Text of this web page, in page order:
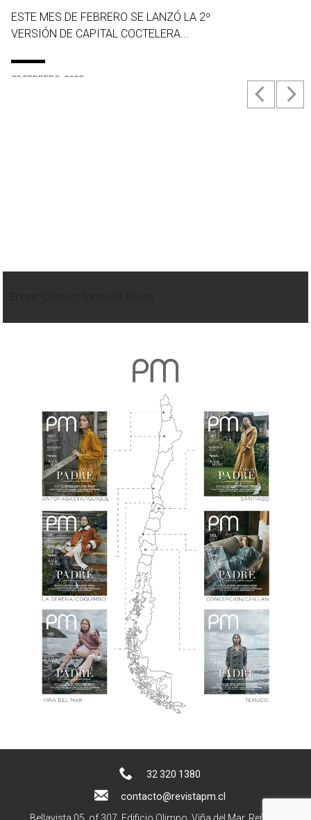
ESTE MES DE FEBRERO SE LANZÓ LA 2º
VERSIÓN DE CAPITAL COCTELERA...
23 FEBRERO, 2022
32 320 1380
contacto@revistapm.cl